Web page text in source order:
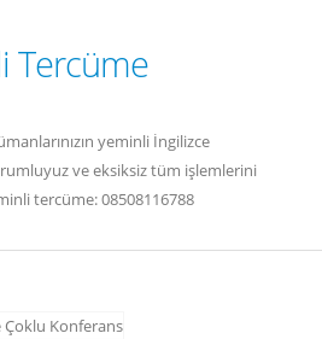
Tercüme
yeminli İngilizce
ve eksiksiz tüm işlemlerini
tercüme: 08508116788